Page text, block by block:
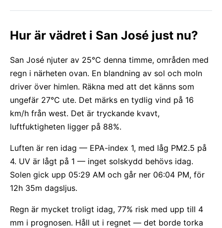
Hur är vädret i San José just nu?
San José njuter av 25°C denna timme, områden med
regn i närheten ovan. En blandning av sol och moln
driver över himlen. Räkna med att det känns som
ungefär 27°C ute. Det märks en tydlig vind på 16
km/h från west. Det är tryckande kvavt,
luftfuktigheten ligger på 88%.
Luften är ren idag — EPA-index 1, med låg PM2.5 på
4. UV är lågt på 1 — inget solskydd behövs idag.
Solen gick upp 05:29 AM och går ner 06:04 PM, för
12h 35m dagsljus.
Regn är mycket troligt idag, 77% risk med upp till 4
mm i prognosen. Håll ut i regnet — det borde torka